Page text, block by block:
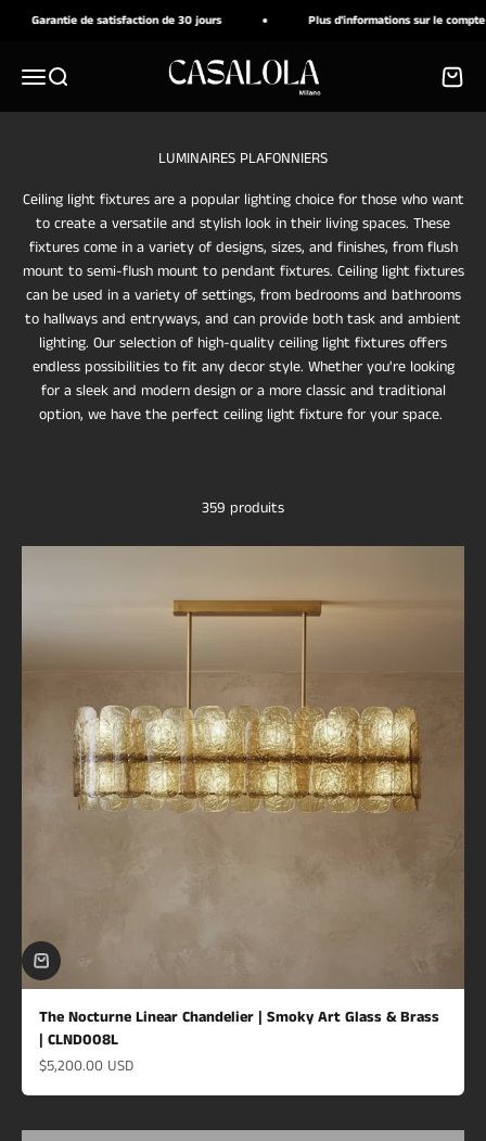
Passer au contenu
de satisfaction de 30 jours Plus d'informations sur le compte
MenuRecherche CASALOLA Panier
Ceiling light fixtures are a popular lighting choice for those who want
to create a versatile and stylish look in their living spaces. These
fixtures come in a variety of designs, sizes, and finishes, from flush
mount to semi-flush mount to pendant fixtures. Ceiling light fixtures
can be used in a variety of settings, from bedrooms and bathrooms
to hallways and entryways, and can provide both task and ambient
lighting. Our selection of high-quality ceiling light fixtures offers
endless possibilities to fit any decor style. Whether you're looking
for a sleek and modern design or a more classic and traditional
option, we have the perfect ceiling light fixture for your space.
359 produits
The Nocturne Linear Chandelier | Smoky Art Glass & Brass
| CLND008L
Prix de vente
$5,200.00 USD